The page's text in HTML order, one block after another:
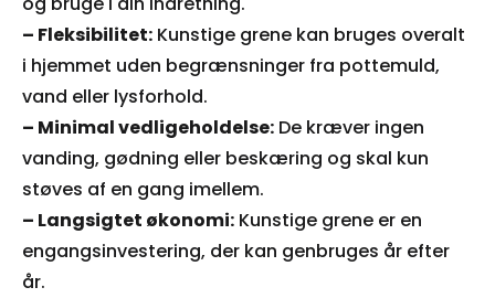
– Fleksibilitet: Kunstige grene kan bruges overalt
i hjemmet uden begrænsninger fra pottemuld,
vand eller lysforhold.
– Minimal vedligeholdelse: De kræver ingen
vanding, gødning eller beskæring og skal kun
støves af en gang imellem.
– Langsigtet økonomi: Kunstige grene er en
engangsinvestering, der kan genbruges år efter
år.